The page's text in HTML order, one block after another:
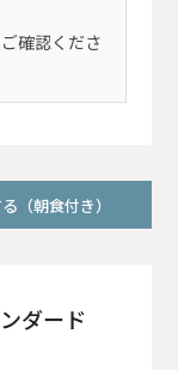
確認くださ
（朝食付き）
ダード